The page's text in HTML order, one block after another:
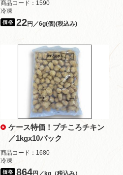
商品コード：1590
冷凍
22円／6g(個)(税込み)
ケース特価！プチころチキン
／1kgx10パック
商品コード：1680
冷凍
864円／kg（税込み）